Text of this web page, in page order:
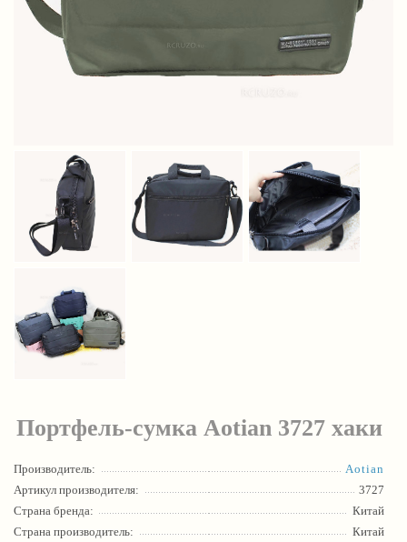
Портфель-сумка Aotian 3727 хаки
Производитель:
Aotian
Артикул производителя:
3727
Страна бренда:
Китай
Страна производитель:
Китай